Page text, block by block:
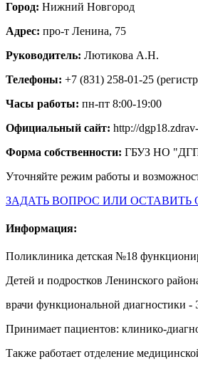
Город: Нижний Новгород
Адрес: про-т Ленина, 75
Руководитель: Лютикова А.Н.
Телефоны: +7 (831) 258-01-25
Часы работы: пн-пт 8:00-19:00
Официальный сайт: http://
Форма собственности: ГБУЗ НО
Уточняйте режим работы и
ЗАДАТЬ ВОПРОС ИЛИ ОСТАВИТЬ
Информация:
Поликлиника детская №18
Детей и подростков Ленинского
врачи функциональной диагностики
Принимает пациентов: клинико-
Также работает отделение